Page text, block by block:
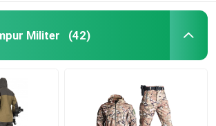
Militer (42)